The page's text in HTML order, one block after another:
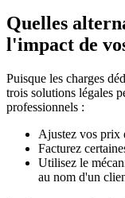
Quelles
l'impact de
Puisque les charges
trois solutions légales
professionnels :
Ajustez vos prix
Facturez
Utilisez le
au nom d'un